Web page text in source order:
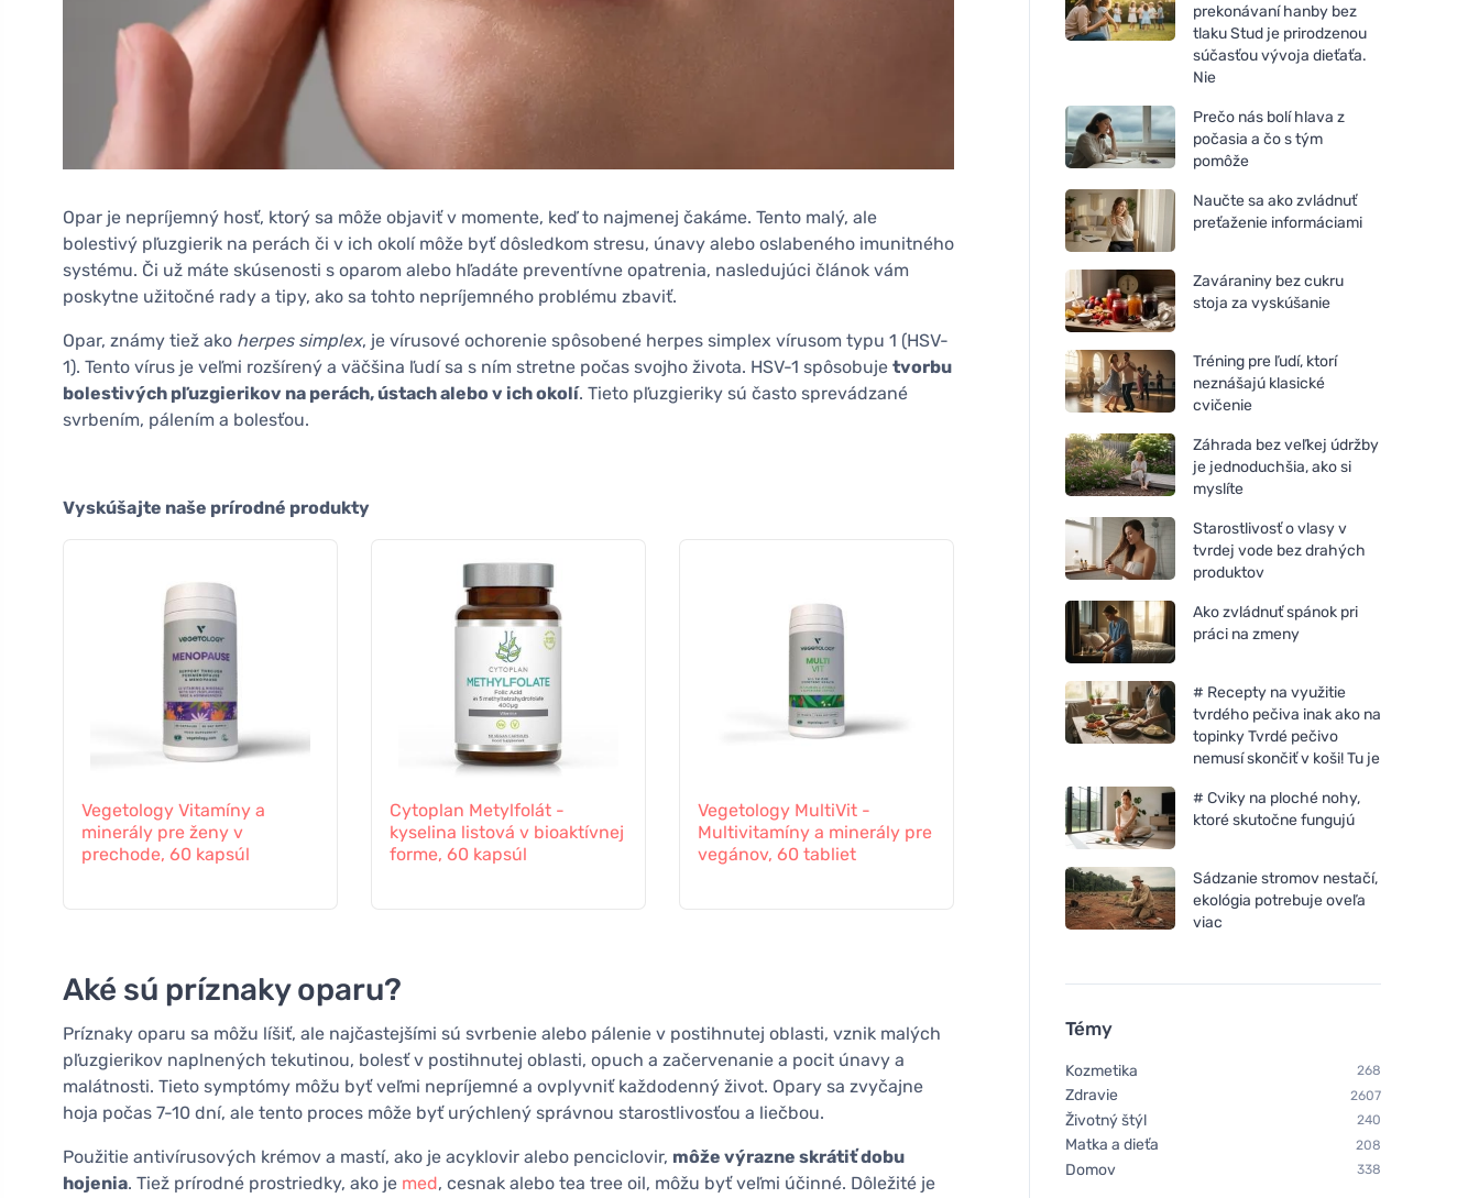
Opar je nepríjemný hosť, ktorý sa môže objaviť v momente, keď to najmenej čakáme. Tento malý, ale
bolestivý pľuzgierik na perách či v ich okolí môže byť dôsledkom stresu, únavy alebo oslabeného imunitného
systému. Či už máte skúsenosti s oparom alebo hľadáte preventívne opatrenia, nasledujúci článok vám
poskytne užitočné rady a tipy, ako sa tohto nepríjemného problému zbaviť.
Opar, známy tiež ako herpes simplex, je vírusové ochorenie spôsobené herpes simplex vírusom typu 1 (HSV-
1). Tento vírus je veľmi rozšírený a väčšina ľudí sa s ním stretne počas svojho života. HSV-1 spôsobuje tvorbu
bolestivých pľuzgierikov na perách, ústach alebo v ich okolí. Tieto pľuzgieriky sú často sprevádzané
svrbením, pálením a bolesťou.
Vyskúšajte naše prírodné produkty
Vegetology Vitamíny a
minerály pre ženy v
prechode, 60 kapsúl
Cytoplan Metylfolát -
kyselina listová v bioaktívnej
forme, 60 kapsúl
Vegetology MultiVit -
Multivitamíny a minerály pre
vegánov, 60 tabliet
Vegetology Vegetology
Active Energy - Proti únave
a vyčerpaniu, 60 kapsúl
Vegetology
vitamín D3 v
Aké sú príznaky oparu?
Príznaky oparu sa môžu líšiť, ale najčastejšími sú svrbenie alebo pálenie v postihnutej oblasti, vznik malých
pľuzgierikov naplnených tekutinou, bolesť v postihnutej oblasti, opuch a začervenanie a pocit únavy a
malátnosti. Tieto symptómy môžu byť veľmi nepríjemné a ovplyvniť každodenný život. Opary sa zvyčajne
hoja počas 7-10 dní, ale tento proces môže byť urýchlený správnou starostlivosťou a liečbou.
Použitie antivírusových krémov a mastí, ako je acyklovir alebo penciclovir, môže výrazne skrátiť dobu
hojenia. Tiež prírodné prostriedky, ako je med, cesnak alebo tea tree oil, môžu byť veľmi účinné. Dôležité je
prekonávaní hanby bez
tlaku Stud je prirodzenou
súčasťou vývoja dieťaťa.
Nie
Prečo nás bolí hlava z
počasia a čo s tým
pomôže
Naučte sa ako zvládnuť
preťaženie informáciami
Zaváraniny bez cukru
stoja za vyskúšanie
Tréning pre ľudí, ktorí
neznášajú klasické
cvičenie
Záhrada bez veľkej údržby
je jednoduchšia, ako si
myslíte
Starostlivosť o vlasy v
tvrdej vode bez drahých
produktov
Ako zvládnuť spánok pri
práci na zmeny
# Recepty na využitie
tvrdého pečiva inak ako na
topinky Tvrdé pečivo
nemusí skončiť v koši! Tu je
# Cviky na ploché nohy,
ktoré skutočne fungujú
Sádzanie stromov nestačí,
ekológia potrebuje oveľa
viac
Témy
Kozmetika 268
Zdravie 2607
Životný štýl 240
Matka a dieťa 208
Domov 338